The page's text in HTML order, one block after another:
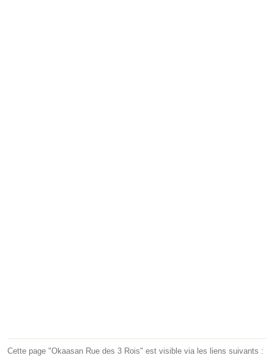
Cette page "Okaasan Rue des 3 Rois" est visible via les liens suivants :